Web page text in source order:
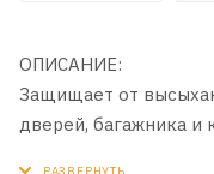
ОПИСАНИЕ:
Защищает от
дверей, багажника и